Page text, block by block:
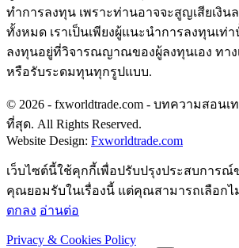
ทำการลงทุน เพราะท่านอาจจะสูญเสียเงิน
ทั้งหมด เราเป็นเพียงผู้แนะนำการลงทุนเท่
ลงทุนอยู่ที่วิจารณญาณของผู้ลงทุนเอง ทาง
หรือรับระดมทุนทุกรูปแบบ.
© 2026 - fxworldtrade.com - บทความสอนเ
ที่สุด. All Rights Reserved.
Website Design: Fxworldtrade.com
เว็บไซต์นี้ใช้คุกกี้เพื่อปรับปรุงประสบการณ์
คุณยอมรับในเรื่องนี้ แต่คุณสามารถเลือกไ
ตกลง อ่านต่อ
Privacy & Cookies Policy